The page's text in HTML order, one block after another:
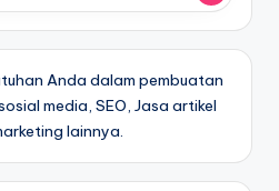
Anda dalam pembuatan
media, SEO, Jasa artikel
lainnya.